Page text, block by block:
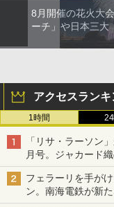
8月開催の花火大
ーチ」や日本三大
アクセスランキ
1時間
「リサ・ラーソン
月号。ジャカード
フェラーリを手が
ン。南海電鉄が新